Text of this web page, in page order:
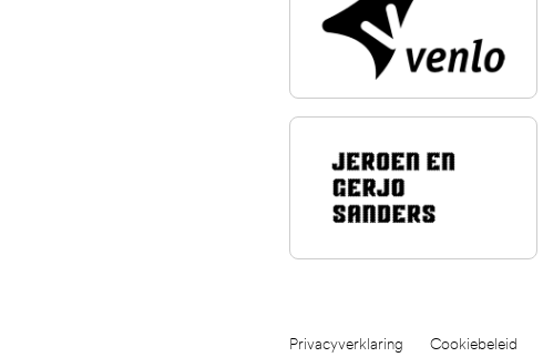
Privacyverklaring Cookiebeleid